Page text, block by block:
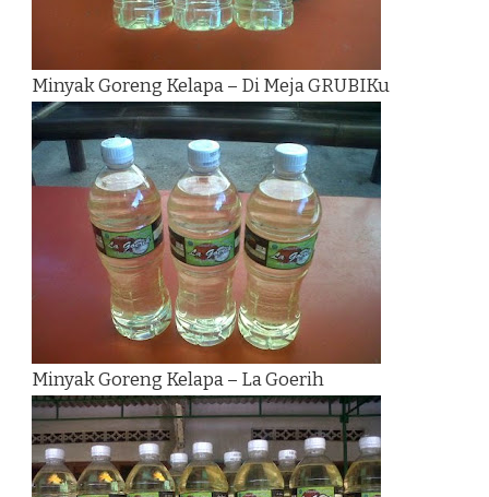
Minyak Goreng Kelapa – Di Meja GRUBIKu
Minyak Goreng Kelapa – La Goerih